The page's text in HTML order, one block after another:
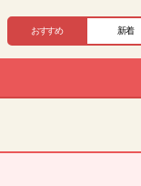
おすすめ 新着